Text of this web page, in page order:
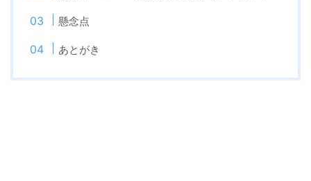
懸念点
あとがき